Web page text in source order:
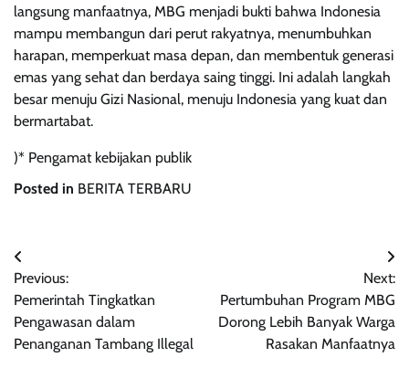
langsung manfaatnya, MBG menjadi bukti bahwa Indonesia
mampu membangun dari perut rakyatnya, menumbuhkan
harapan, memperkuat masa depan, dan membentuk generasi
emas yang sehat dan berdaya saing tinggi. Ini adalah langkah
besar menuju Gizi Nasional, menuju Indonesia yang kuat dan
bermartabat.
)* Pengamat kebijakan publik
Posted in BERITA TERBARU
Navigasi
pos
Previous:
Pemerintah Tingkatkan
Pengawasan dalam
Penanganan Tambang Illegal
Next:
Pertumbuhan Program MBG
Dorong Lebih Banyak Warga
Rasakan Manfaatnya